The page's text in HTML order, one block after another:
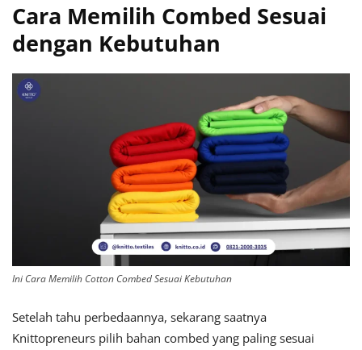
Cara Memilih Combed Sesuai
dengan Kebutuhan
Ini Cara Memilih Cotton Combed Sesuai Kebutuhan
Setelah tahu perbedaannya, sekarang saatnya
Knittopreneurs pilih bahan combed yang paling sesuai